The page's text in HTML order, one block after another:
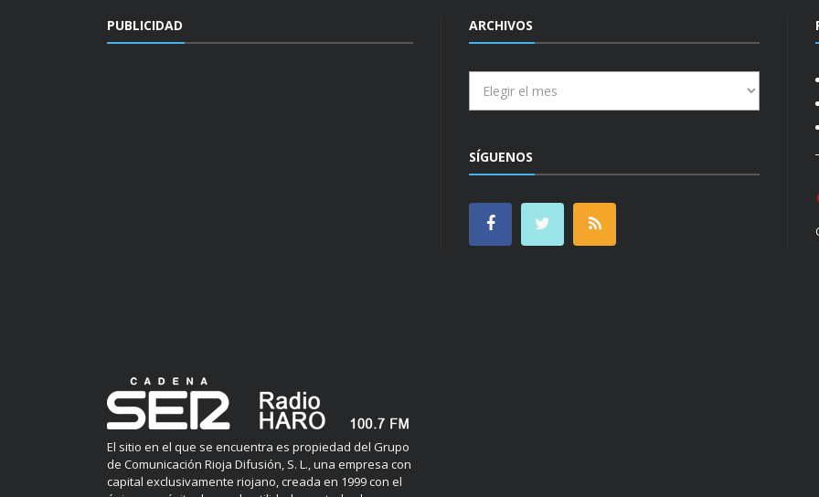
PUBLICIDAD
El sitio en el que se encuentra es propiedad del Grupo
de Comunicación Rioja Difusión, S. L., una empresa con
capital exclusivamente riojano, creada en 1999 con el
ARCHIVOS
SÍGUENOS